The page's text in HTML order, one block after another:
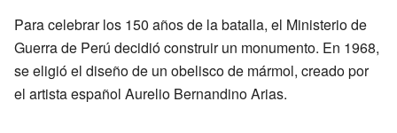
Para celebrar los 150 años de la batalla, el Ministerio de
Guerra de Perú decidió construir un monumento. En 1968,
se eligió el diseño de un obelisco de mármol, creado por
el artista español Aurelio Bernandino Arias.